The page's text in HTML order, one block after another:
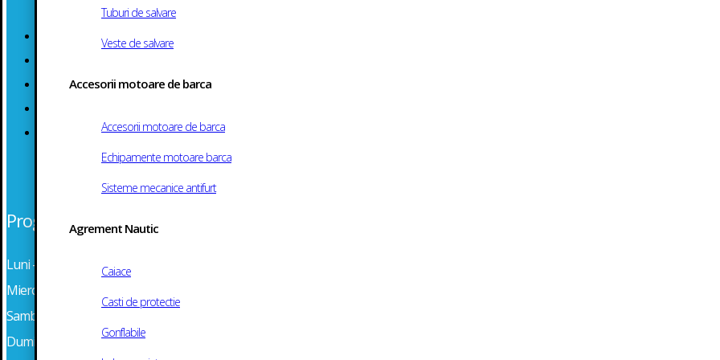
Tuburi de salvare
Veste de salvare
Accesorii motoare de barca
Accesorii motoare de barca
Echipamente motoare barca
Sisteme mecanice antifurt
Agrement Nautic
Caiace
Casti de protectie
Gonflabile
Termeni si Conditii
Politica Cookie
Solutionarea Online a Litigiilor
Program
Luni – Marti: 08:30 – 16:30
Miercuri – Vineri: 08:30 – 16:30
Sambata: Inchis
Duminica: Inchis